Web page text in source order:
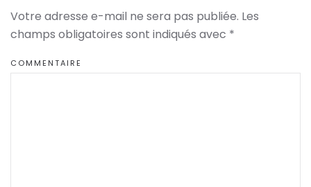
Votre adresse e-mail ne sera pas publiée. Les
champs obligatoires sont indiqués avec *
COMMENTAIRE